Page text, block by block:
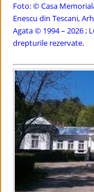
Foto: © Casa
Enescu din Tescani,
Agata © 1994 – 2026 ;
drepturile rezervate.